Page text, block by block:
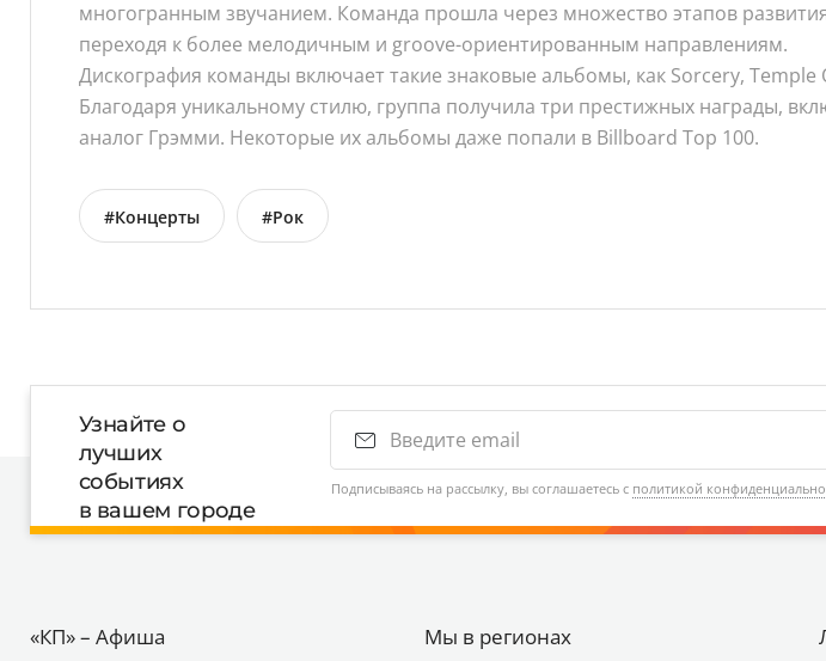
многогранным звучанием. Команда прошла через множество этапов
переходя к более мелодичным и groove-ориентированным направлениям.
Дискография команды включает такие знаковые альбомы, как Sorcery,
Благодаря уникальному стилю, группа получила три престижных награды,
аналог Грэмми. Некоторые их альбомы даже попали в Billboard Top 100.
#Концерты #Рок
Узнайте о
лучших
событиях
в вашем городе
Подписываясь на рассылку, вы соглашаетесь с политикой
«КП» – Афиша Мы в регионах